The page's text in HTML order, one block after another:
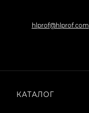
hlprof@hlprof.com
КАТАЛОГ